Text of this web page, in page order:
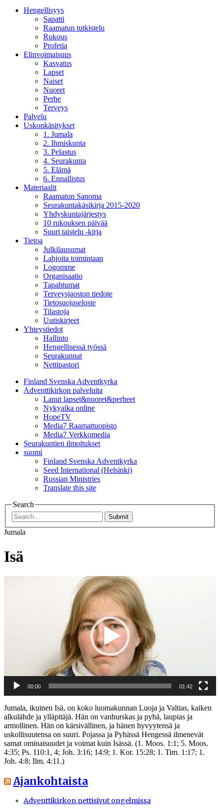
Hengellisyys
Sapatti
Raamatun tutkistelu
Rukous
Profetia
Elinvoimaisuus
Kasvatus
Lapset
Naiset
Nuoret
Perhe
Terveys
Palvelu
Uskonkäsitykset
1. Jumala
2. Ihmiskunta
3. Pelastus
4. Seurakunta
5. Elämä
6. Ennallistus
Materiaalit
Raamatun Sanoma
Seurakuntakäsikirja 2015-2020
Yhdyskuntajärjestys
10 rukouksen päivää
Suuri taistelu -kirja
Tietoa
Julkilausumat
Lahjoita toimintaan
Logomme
Organisaatio
Tapahtumat
Terveysjaoston tiedote
Tietosuojaseloste
Tilastoja
Uutiskirjeet
Yhteystiedot
Hallinto
Hengellisessä työssä
Seurakunnat
Nettipastori
Finland Svenska Adventkyrka
Adventtikirkon palveluita
Lanut lapset&nuoret&perheet
Nykyaika online
HopeTV
Media7 Raamattuopisto
Media7 Verkkomedia
Seurakuntien ilmoitukset
suomi
Finland Svenska Adventkyrka
Seed International (Helsinki)
Russian Ministries
Translate this site
Search
Submit
Jumala
Isä
00:00 01:42
Jumala, ikuinen Isä, on koko luomakunnan Luoja ja Valtias, kaiken
alkulähde ja ylläpitäjä. Hän on vanhurskas ja pyhä, laupias ja
armollinen. Hän on kärsivällinen, ja hänen hyvyytensä ja
uskollisuutensa on suuri. Pojassa ja Pyhässä Hengessä ilmenevät
samat ominaisuudet ja voimat kuin Isässä. (1. Moos. 1:1; 5. Moos.
4:35; Ps. 110:1, 4; Joh. 3:16; 14:9; 1. Kor. 15:28; 1. Tim. 1:17; 1.
Joh. 4:8; Ilm. 4:11.)
Ajankohtaista
Adventtikirkon nettisivut ongelmissa